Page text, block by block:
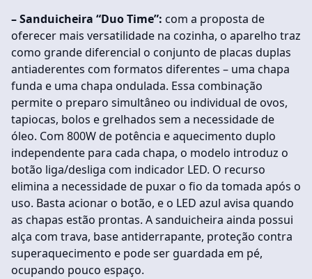
– Sanduicheira “Duo Time”: com a proposta de
oferecer mais versatilidade na cozinha, o aparelho traz
como grande diferencial o conjunto de placas duplas
antiaderentes com formatos diferentes – uma chapa
funda e uma chapa ondulada. Essa combinação
permite o preparo simultâneo ou individual de ovos,
tapiocas, bolos e grelhados sem a necessidade de
óleo. Com 800W de potência e aquecimento duplo
independente para cada chapa, o modelo introduz o
botão liga/desliga com indicador LED. O recurso
elimina a necessidade de puxar o fio da tomada após o
uso. Basta acionar o botão, e o LED azul avisa quando
as chapas estão prontas. A sanduicheira ainda possui
alça com trava, base antiderrapante, proteção contra
superaquecimento e pode ser guardada em pé,
ocupando pouco espaço.